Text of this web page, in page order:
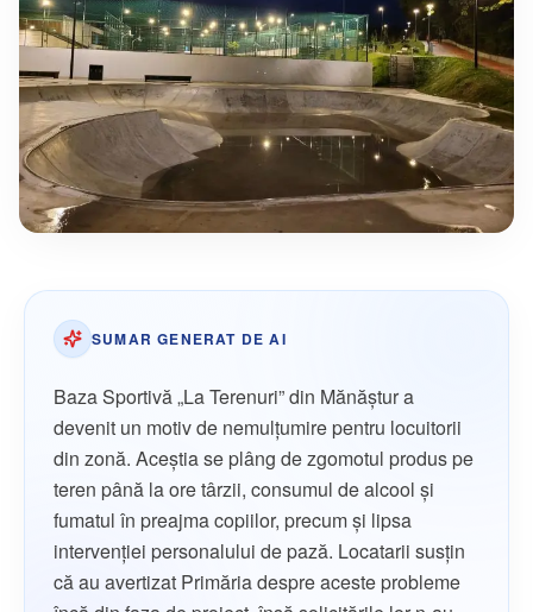
SUMAR GENERAT DE AI
Baza Sportivă „La Terenuri” din Mănăștur a
devenit un motiv de nemulțumire pentru locuitorii
din zonă. Aceștia se plâng de zgomotul produs pe
teren până la ore târzii, consumul de alcool și
fumatul în preajma copiilor, precum și lipsa
intervenției personalului de pază. Locatarii susțin
că au avertizat Primăria despre aceste probleme